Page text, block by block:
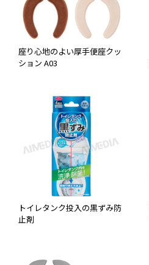
座り心地のよい厚手便座クッ
ション A03
トイレタンク投入の黒ずみ防
止剤